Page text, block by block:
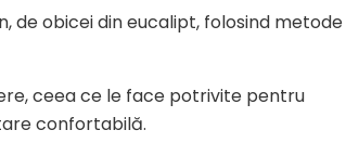
de obicei din eucalipt, folosind metode
ceea ce le face potrivite pentru
confortabilă.